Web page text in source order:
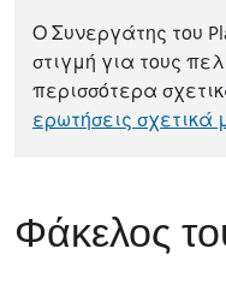
Ο Συνεργάτης του
στιγμή για τους
περισσότερα
ερωτήσεις
Φάκελος